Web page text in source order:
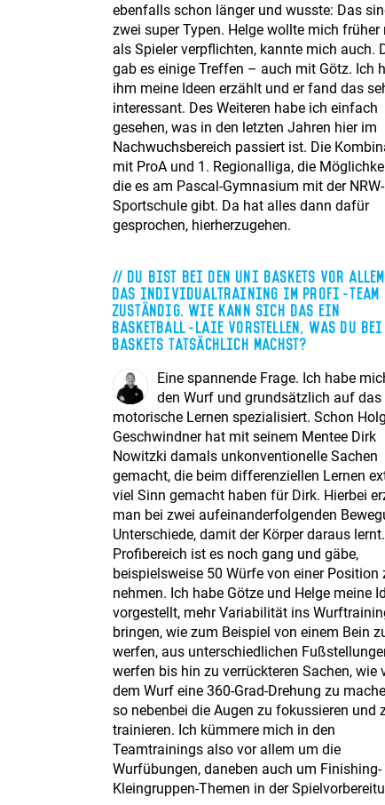
ebenfalls schon länger und wusste: Das
zwei super Typen. Helge wollte mich früher
als Spieler verpflichten, kannte mich auch.
gab es einige Treffen – auch mit Götz. Ich
ihm meine Ideen erzählt und er fand das
interessant. Des Weiteren habe ich einfach
gesehen, was in den letzten Jahren hier im
Nachwuchsbereich passiert ist. Die
mit ProA und 1. Regionalliga, die
die es am Pascal-Gymnasium mit der NRW-
Sportschule gibt. Da hat alles dann dafür
gesprochen, hierherzugehen.
Du bist bei den Uni Baskets vor
das Individualtraining im Profi-Team
zuständig. Wie kann sich das ein
Basketball-Laie vorstellen, was du bei
Baskets tatsächlich machst?
Eine spannende Frage. Ich habe
den Wurf und grundsätzlich auf das
motorische Lernen spezialisiert. Schon
Geschwindner hat mit seinem Mentee Dirk
Nowitzki damals unkonventionelle Sachen
gemacht, die beim differenziellen Lernen
viel Sinn gemacht haben für Dirk. Hierbei
man bei zwei aufeinanderfolgenden
Unterschiede, damit der Körper daraus
Profibereich ist es noch gang und gäbe,
beispielsweise 50 Würfe von einer Position
nehmen. Ich habe Götze und Helge meine
vorgestellt, mehr Variabilität ins
bringen, wie zum Beispiel von einem Bein
werfen, aus unterschiedlichen
werfen bis hin zu verrückteren Sachen, wie
dem Wurf eine 360-Grad-Drehung zu
so nebenbei die Augen zu fokussieren und
trainieren. Ich kümmere mich in den
Teamtrainings also vor allem um die
Wurfübungen, daneben auch um Finishing-
Kleingruppen-Themen in der